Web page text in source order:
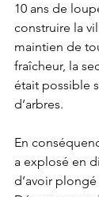
10 ans de
construire la
maintien de
fraîcheur, la
était possible
d’arbres.
En
a explosé en
d’avoir